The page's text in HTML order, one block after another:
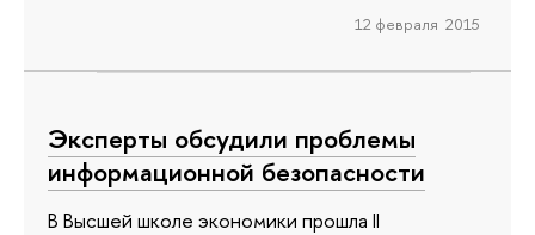
12 февраля 2015
Эксперты обсудили проблемы
информационной безопасности
В Высшей школе экономики прошла II